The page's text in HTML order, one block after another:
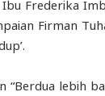
Frederika
Firman
“Berdua lebih